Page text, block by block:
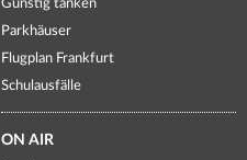
Günstig tanken
Parkhäuser
Flugplan Frankfurt
Schulausfälle
ON AIR